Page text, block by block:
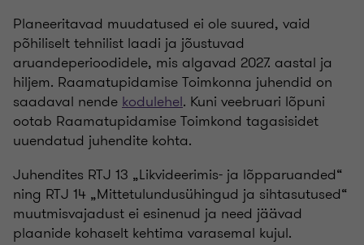
Planeeritavad muudatused ei ole suured, vaid
põhiliselt tehnilist laadi ja jõustuvad
aruandeperioodidele, mis algavad 2027. aastal ja
hiljem. Raamatupidamise Toimkonna juhendid on
saadaval nende kodulehel. Kuni veebruari lõpuni
ootab Raamatupidamise Toimkond tagasisidet
uuendatud juhendite kohta.
Juhendites RTJ 13 „Likvideerimis- ja lõpparuanded“
ning RTJ 14 „Mittetulundusühingud ja sihtasutused“
muutmisvajadust ei esinenud ja need jäävad
plaanide kohaselt kehtima varasemal kujul.